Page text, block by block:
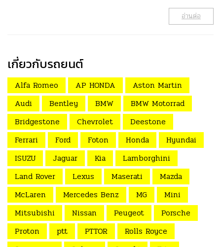
อ่านต่อ
เกี่ยวกับรถยนต์
Alfa Romeo AP HONDA
Aston Martin
Audi
Bentley BMW
BMW Motorrad
Bridgestone
Chevrolet
Deestone
Ferrari
Ford Foton Honda
Hyundai
ISUZU
Jaguar Kia
Lamborghini
Land Rover
Lexus Maserati
Mazda
McLaren
Mercedes Benz MG
Mini
Mitsubishi
Nissan Peugeot
Porsche
Proton
ptt PTTOR
Rolls Royce